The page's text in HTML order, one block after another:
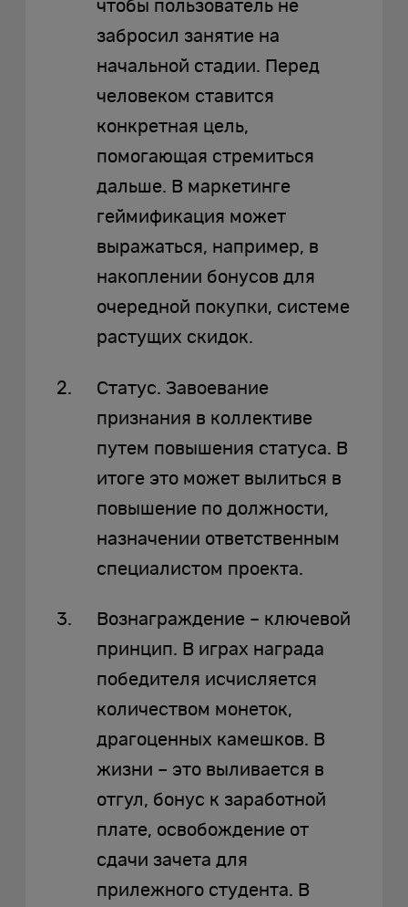
чтобы пользователь не
забросил занятие на
начальной стадии. Перед
человеком ставится
конкретная цель,
помогающая стремиться
дальше. В маркетинге
геймификация может
выражаться, например, в
накоплении бонусов для
очередной покупки, системе
растущих скидок.
Статус. Завоевание
признания в коллективе
путем повышения статуса. В
итоге это может вылиться в
повышение по должности,
назначении ответственным
специалистом проекта.
Вознаграждение – ключевой
принцип. В играх награда
победителя исчисляется
количеством монеток,
драгоценных камешков. В
жизни – это выливается в
отгул, бонус к заработной
плате, освобождение от
сдачи зачета для
прилежного студента. В